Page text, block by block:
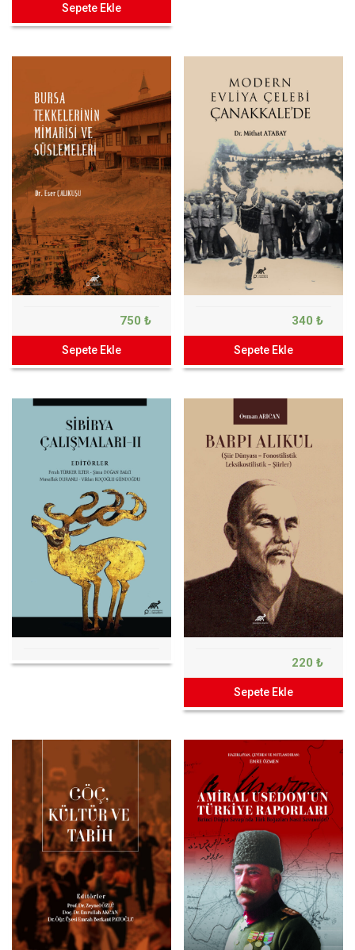
Sepete Ekle
750 ₺
Sepete Ekle
340 ₺
Sepete Ekle
220 ₺
Sepete Ekle